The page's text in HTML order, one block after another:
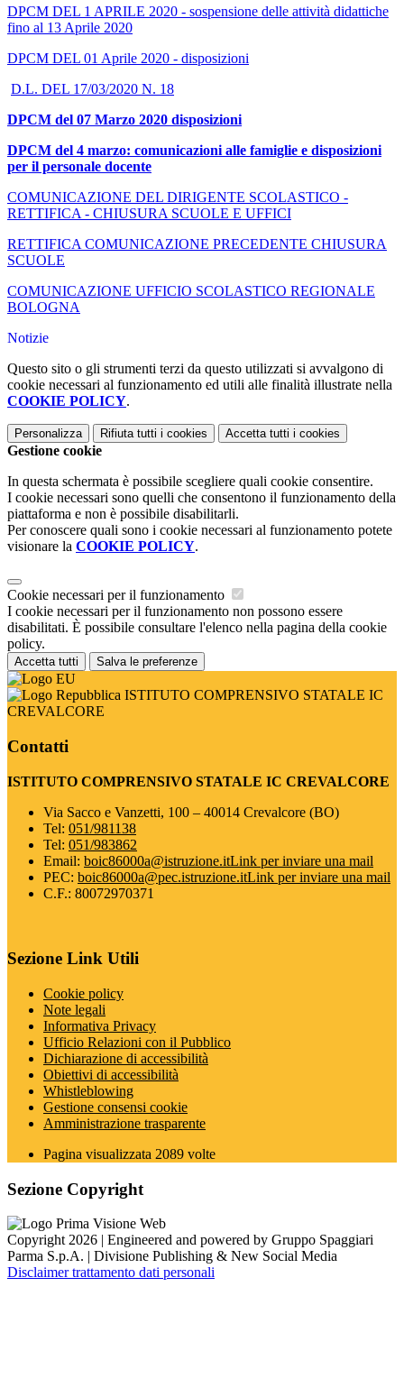
DPCM DEL 1 APRILE 2020 - sospensione delle attività didattiche
fino al 13 Aprile 2020
DPCM DEL 01 Aprile 2020 - disposizioni
D.L. DEL 17/03/2020 N. 18
DPCM del 07 Marzo 2020 disposizioni
DPCM del 4 marzo: comunicazioni alle famiglie e disposizioni
per il personale docente
COMUNICAZIONE DEL DIRIGENTE SCOLASTICO -
RETTIFICA - CHIUSURA SCUOLE E UFFICI
RETTIFICA COMUNICAZIONE PRECEDENTE CHIUSURA
SCUOLE
COMUNICAZIONE UFFICIO SCOLASTICO REGIONALE
BOLOGNA
Notizie
Questo sito o gli strumenti terzi da questo utilizzati si avvalgono di
cookie necessari al funzionamento ed utili alle finalità illustrate nella
COOKIE POLICY.
Personalizza Rifiuta tutti i cookies Accetta tutti i cookies
Gestione cookie
In questa schermata è possibile scegliere quali cookie consentire.
I cookie necessari sono quelli che consentono il funzionamento della
piattaforma e non è possibile disabilitarli.
Per conoscere quali sono i cookie necessari al funzionamento potete
visionare la COOKIE POLICY.
Cookie necessari per il funzionamento
I cookie necessari per il funzionamento non possono essere
disabilitati. È possibile consultare l'elenco nella pagina della cookie
policy.
Accetta tutti Salva le preferenze
ISTITUTO COMPRENSIVO STATALE IC
CREVALCORE
Contatti
ISTITUTO COMPRENSIVO STATALE IC CREVALCORE
Via Sacco e Vanzetti, 100 – 40014 Crevalcore (BO)
Tel: 051/981138
Tel: 051/983862
Email: boic86000a@istruzione.itLink per inviare una mail
PEC: boic86000a@pec.istruzione.itLink per inviare una mail
C.F.: 80072970371
Sezione Link Utili
Cookie policy
Note legali
Informativa Privacy
Ufficio Relazioni con il Pubblico
Dichiarazione di accessibilità
Obiettivi di accessibilità
Whistleblowing
Gestione consensi cookie
Amministrazione trasparente
Pagina visualizzata 2089 volte
Sezione Copyright
Copyright 2026 | Engineered and powered by Gruppo Spaggiari
Parma S.p.A. | Divisione Publishing & New Social Media
Disclaimer trattamento dati personali